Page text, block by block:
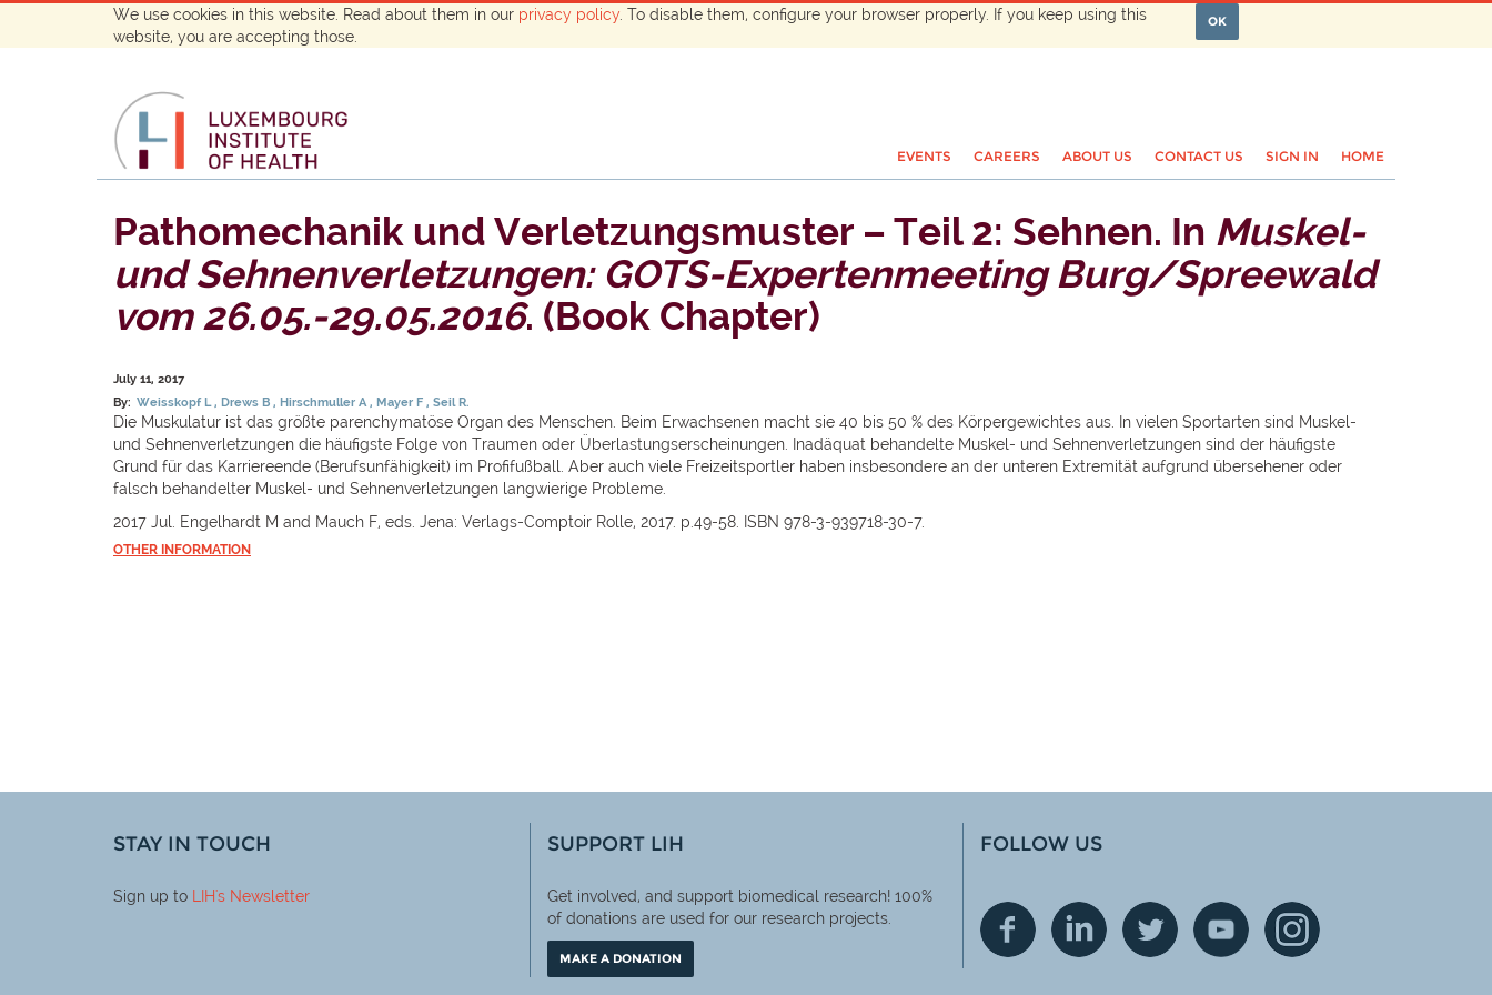
We use cookies in this website. Read about them in our privacy policy . To disable them, configure your browser properly. If you keep using this
website, you are accepting those.
OK
EVENTS CAREERS ABOUT US CONTACT US SIGN IN HOME
Pathomechanik und Verletzungsmuster – Teil 2: Sehnen. In Muskel-
und Sehnenverletzungen: GOTS-Expertenmeeting Burg/Spreewald
vom 26.05.-29.05.2016. (Book Chapter)
July 11, 2017
By: Weisskopf L Drews B Hirschmuller A Mayer F Seil R.
Die Muskulatur ist das größte parenchymatöse Organ des Menschen. Beim Erwachsenen macht sie 40 bis 50 % des Körpergewichtes aus. In vielen Sportarten sind Muskel-
und Sehnenverletzungen die häufigste Folge von Traumen oder Überlastungserscheinungen. Inadäquat behandelte Muskel- und Sehnenverletzungen sind der häufigste
Grund für das Karriereende (Berufsunfähigkeit) im Profifußball. Aber auch viele Freizeitsportler haben insbesondere an der unteren Extremität aufgrund übersehener oder
falsch behandelter Muskel- und Sehnenverletzungen langwierige Probleme.
2017 Jul. Engelhardt M and Mauch F, eds. Jena: Verlags-Comptoir Rolle, 2017. p.49-58. ISBN 978-3-939718-30-7.
OTHER INFORMATION
STAY IN TOUCH
Sign up to LIH's Newsletter
SUPPORT LIH
Get involved, and support biomedical research! 100%
of donations are used for our research projects.
MAKE A DONATION
FOLLOW US